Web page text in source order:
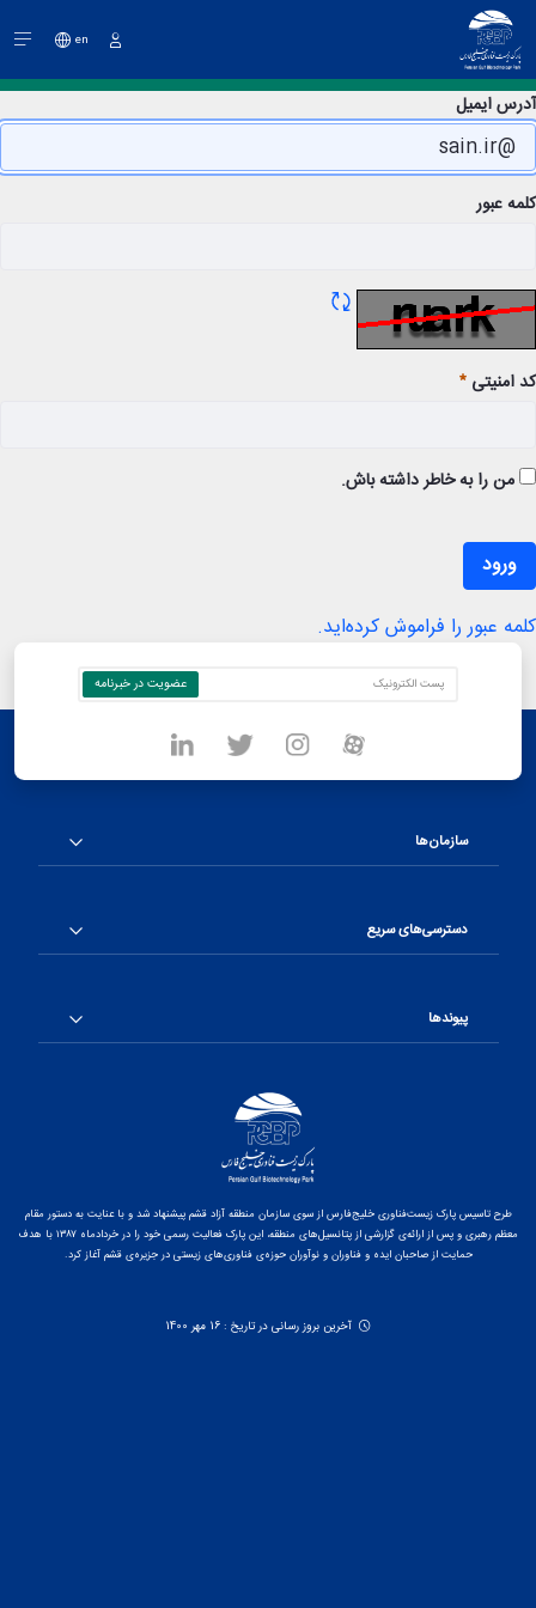
ایمیل
عبور
امنیتی
من را به خاطر داشته باش.
ورود
عبور را فراموش کرده‌اید.
سازمان‌ها
دسترسی‌های سریع
پیوندها
طرح تاسیس پارک زیست‌فناوری خلیج‌فارس از سوی سازمان منطقه آزاد قشم پیشنهاد شد و با عنایت به دستور مقام
معظم رهبری و پس از ارائه‌ی گزارشی از پتانسیل‌های منطقه، این پارک فعالیت رسمی خود را در خردادماه ۱۳۸۷ با هدف
حمایت از صاحبان ایده و فناوران و نوآوران حوزه‌ی فناوری‌های زیستی در جزیره‌ی قشم آغاز کرد.
آخرین بروز رسانی در تاریخ : 16 مهر 1400